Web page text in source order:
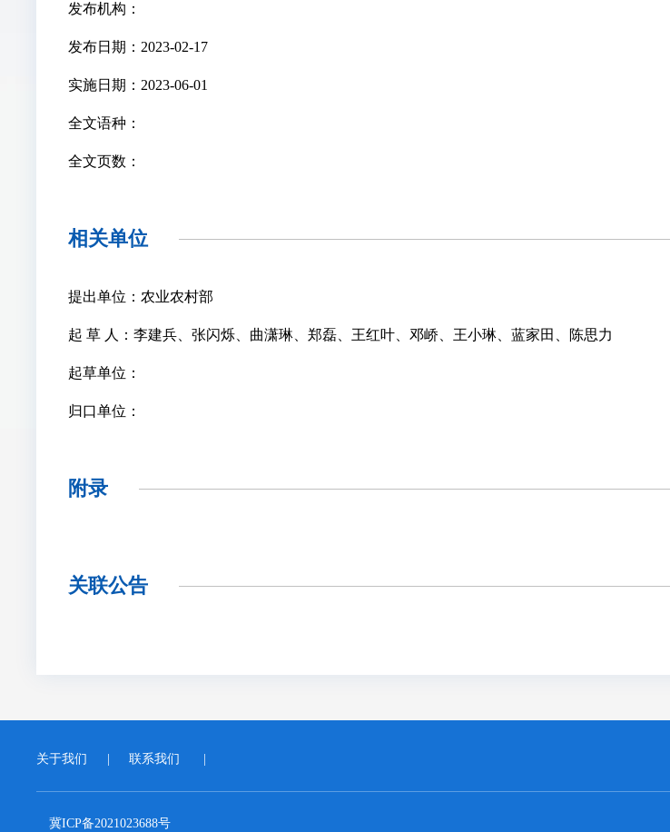
发布机构：
发布日期：2023-02-17
实施日期：2023-06-01
全文语种：
全文页数：
相关单位
提出单位：农业农村部
起 草 人：李建兵、张闪烁、曲潇琳、郑磊、王红叶、邓峤、王小琳、蓝家田、陈思力
起草单位：
归口单位：
附录
关联公告
关于我们 联系我们
冀ICP备2021023688号